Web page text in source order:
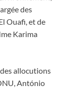
des
Ouafi, et de
Karima
allocutions
António